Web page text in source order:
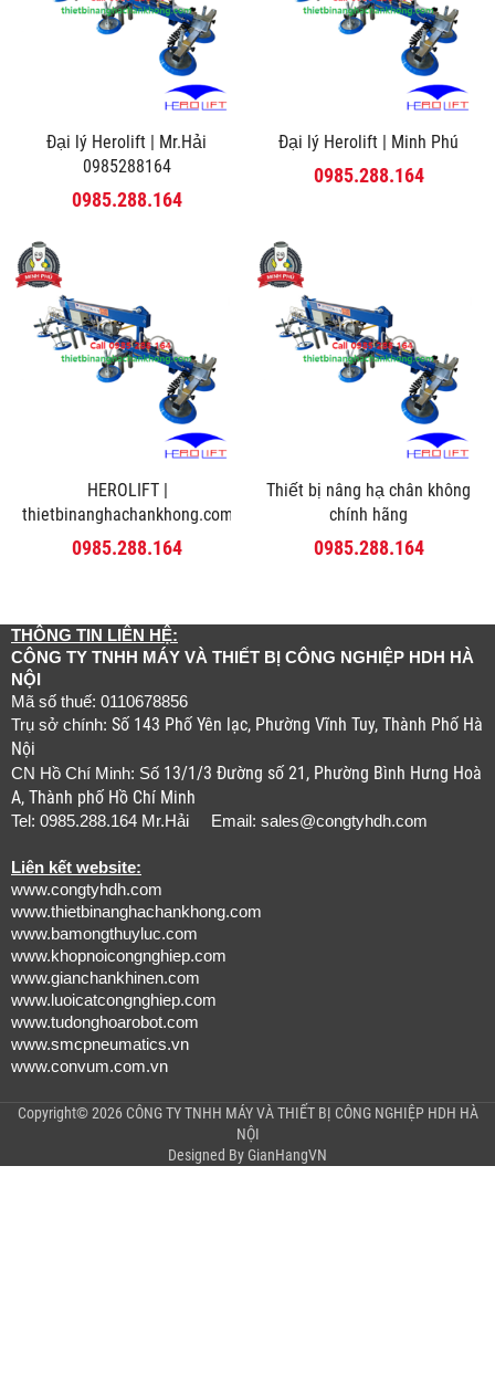
Đại lý Herolift | Mr.Hải
0985288164
0985.288.164
Đại lý Herolift | Minh Phú
0985.288.164
HEROLIFT |
thietbinanghachankhong.com
0985.288.164
Thiết bị nâng hạ chân không
chính hãng
0985.288.164
THÔNG TIN LIÊN HỆ:
CÔNG TY TNHH MÁY VÀ THIẾT BỊ CÔNG NGHIỆP HDH HÀ
NỘI
Mã số thuế: 0110678856
Trụ sở chính: Số 143 Phố Yên lạc, Phường Vĩnh Tuy, Thành Phố Hà
Nội
CN Hồ Chí Minh: Số 13/1/3 Đường số 21, Phường Bình Hưng Hoà
A, Thành phố Hồ Chí Minh
Tel: 0985.288.164 Mr.Hải Email: sales@congtyhdh.com
Liên kết website:
www.congtyhdh.com
www.thietbinanghachankhong.com
www.bamongthuyluc.com
www.khopnoicongnghiep.com
www.gianchankhinen.com
www.luoicatcongnghiep.com
www.tudonghoarobot.com
www.smcpneumatics.vn
www.convum.com.vn
Copyright© 2026 CÔNG TY TNHH MÁY VÀ THIẾT BỊ CÔNG NGHIỆP HDH HÀ
NỘI
Designed By GianHangVN